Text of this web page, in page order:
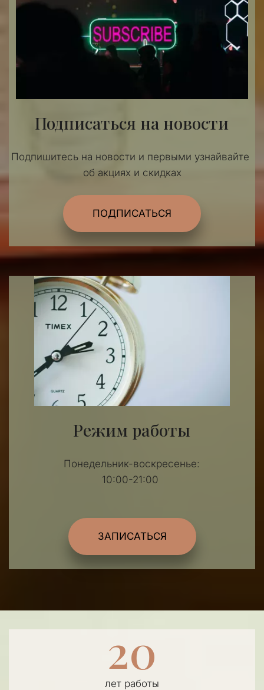
Подписаться на новости
Подпишитесь на новости и первыми узнайвайте
об акциях и скидках
ПОДПИСАТЬСЯ
Режим работы
Понедельник-воскресенье:
10:00-21:00
ЗАПИСАТЬСЯ
20
лет работы